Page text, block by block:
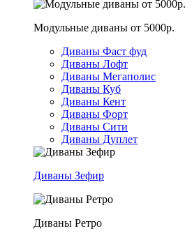
Модульные диваны от 5000р.
Диваны Фаст фуд
Диваны Лофт
Диваны Мегаполис
Диваны Куб
Диваны Кент
Диваны Форт
Диваны Сити
Диваны Дуплет
Диваны Зефир
Диваны Ретро